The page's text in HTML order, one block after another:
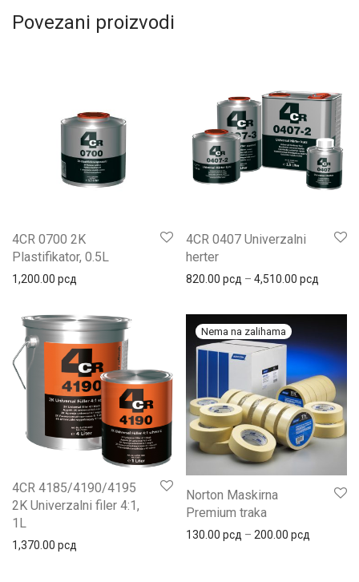
Povezani proizvodi
4CR 0700 2K
Plastifikator, 0.5L
1,200.00 рсд
4CR 0407 Univerzalni
herter
820.00 рсд – 4,510.00 рсд
4CR 4185/4190/4195
2K Univerzalni filer 4:1,
1L
1,370.00 рсд
Norton Maskirna
Premium traka
130.00 рсд – 200.00 рсд